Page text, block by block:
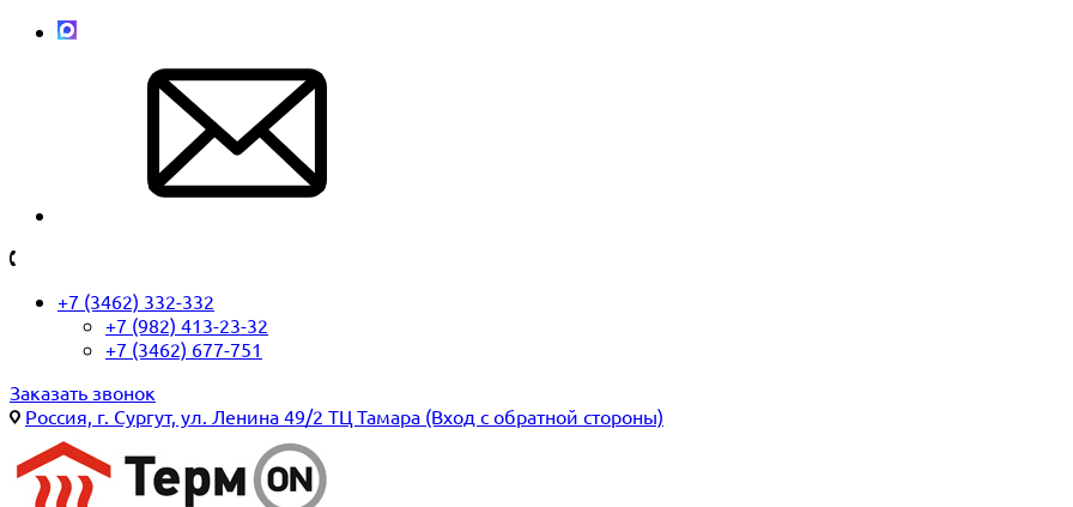
+7 (3462) 332-332
+7 (982) 413-23-32
+7 (3462) 677-751
Заказать звонок
Россия, г. Сургут, ул. Ленина 49/2 ТЦ Тамара (Вход с обратной стороны)